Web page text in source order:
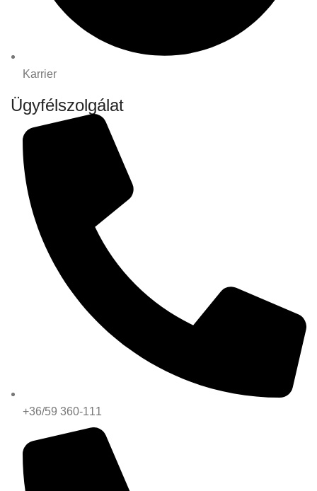
Karrier
Ügyfélszolgálat
+36/59 360-111